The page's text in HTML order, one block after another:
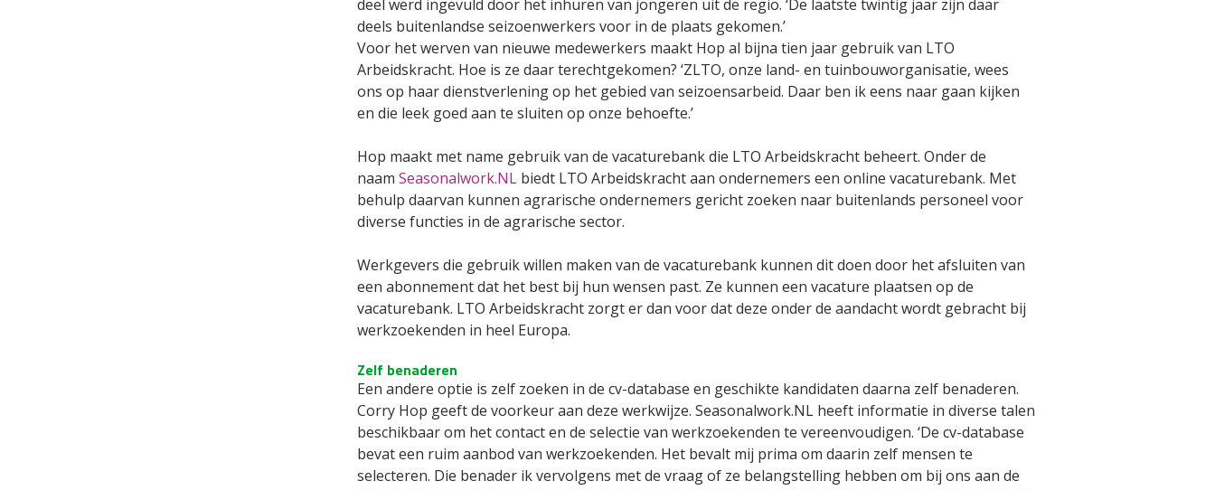
deel werd ingevuld door het inhuren van jongeren uit de regio. ‘De laatste twintig jaar zijn daar
deels buitenlandse seizoenwerkers voor in de plaats gekomen.’
Voor het werven van nieuwe medewerkers maakt Hop al bijna tien jaar gebruik van LTO
Arbeidskracht. Hoe is ze daar terechtgekomen? ‘ZLTO, onze land- en tuinbouworganisatie, wees
ons op haar dienstverlening op het gebied van seizoensarbeid. Daar ben ik eens naar gaan kijken
en die leek goed aan te sluiten op onze behoefte.’
Hop maakt met name gebruik van de vacaturebank die LTO Arbeidskracht beheert. Onder de
naam Seasonalwork.NLbiedt LTO Arbeidskracht aan ondernemers een online vacaturebank. Met
behulp daarvan kunnen agrarische ondernemers gericht zoeken naar buitenlands personeel voor
diverse functies in de agrarische sector.
Werkgevers die gebruik willen maken van de vacaturebank kunnen dit doen door het afsluiten van
een abonnement dat het best bij hun wensen past. Ze kunnen een vacature plaatsen op de
vacaturebank. LTO Arbeidskracht zorgt er dan voor dat deze onder de aandacht wordt gebracht bij
werkzoekenden in heel Europa.
Zelf benaderen
Een andere optie is zelf zoeken in de cv-database en geschikte kandidaten daarna zelf benaderen.
Corry Hop geeft de voorkeur aan deze werkwijze. Seasonalwork.NL heeft informatie in diverse talen
beschikbaar om het contact en de selectie van werkzoekenden te vereenvoudigen. ‘De cv-database
bevat een ruim aanbod van werkzoekenden. Het bevalt mij prima om daarin zelf mensen te
selecteren. Die benader ik vervolgens met de vraag of ze belangstelling hebben om bij ons aan de